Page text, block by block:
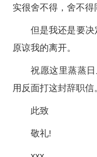
实很舍不得，舍不得
但是我还是要
原谅我的离开。
祝愿这里蒸蒸
用反面打这封辞职信
此致
敬礼!